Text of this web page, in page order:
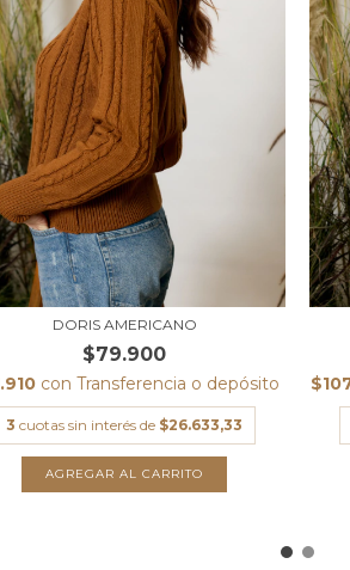
DORIS AMERICANO
$79.900
con Transferencia o depósito
3 cuotas sin interés de $26.633,33
AGREGAR AL CARRITO